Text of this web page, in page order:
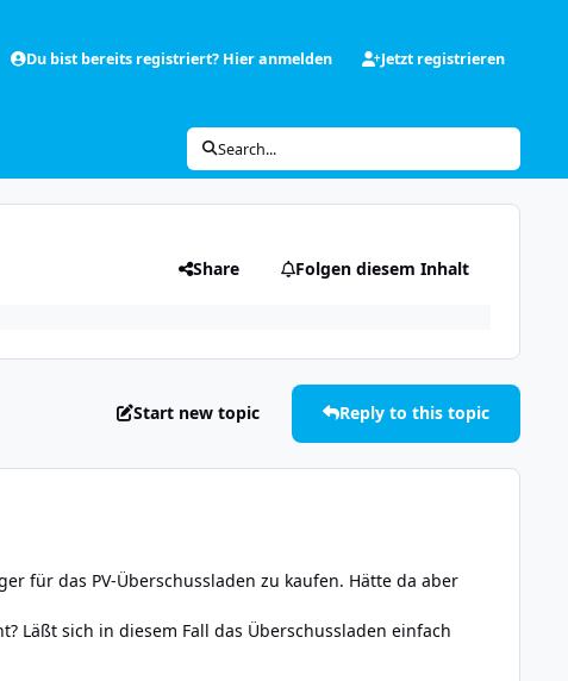
Du bist bereits registriert? Hier anmelden Jetzt registrieren
Search...
Share Folgen diesem Inhalt
Start new topic Reply to this topic
für das PV-Überschussladen zu kaufen. Hätte da aber
Läßt sich in diesem Fall das Überschussladen einfach